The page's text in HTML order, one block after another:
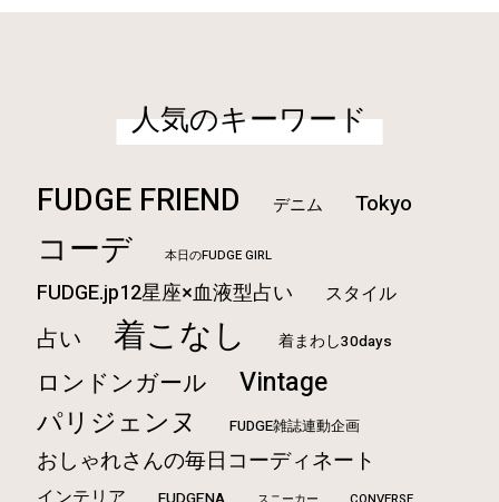
人気のキーワード
FUDGE FRIEND デニム Tokyo
コーデ 本日のFUDGE GIRL
FUDGE.jp12星座×血液型占い スタイル
占い 着こなし 着まわし30days
ロンドンガール Vintage
パリジェンヌ FUDGE雑誌連動企画
おしゃれさんの毎日コーディネート